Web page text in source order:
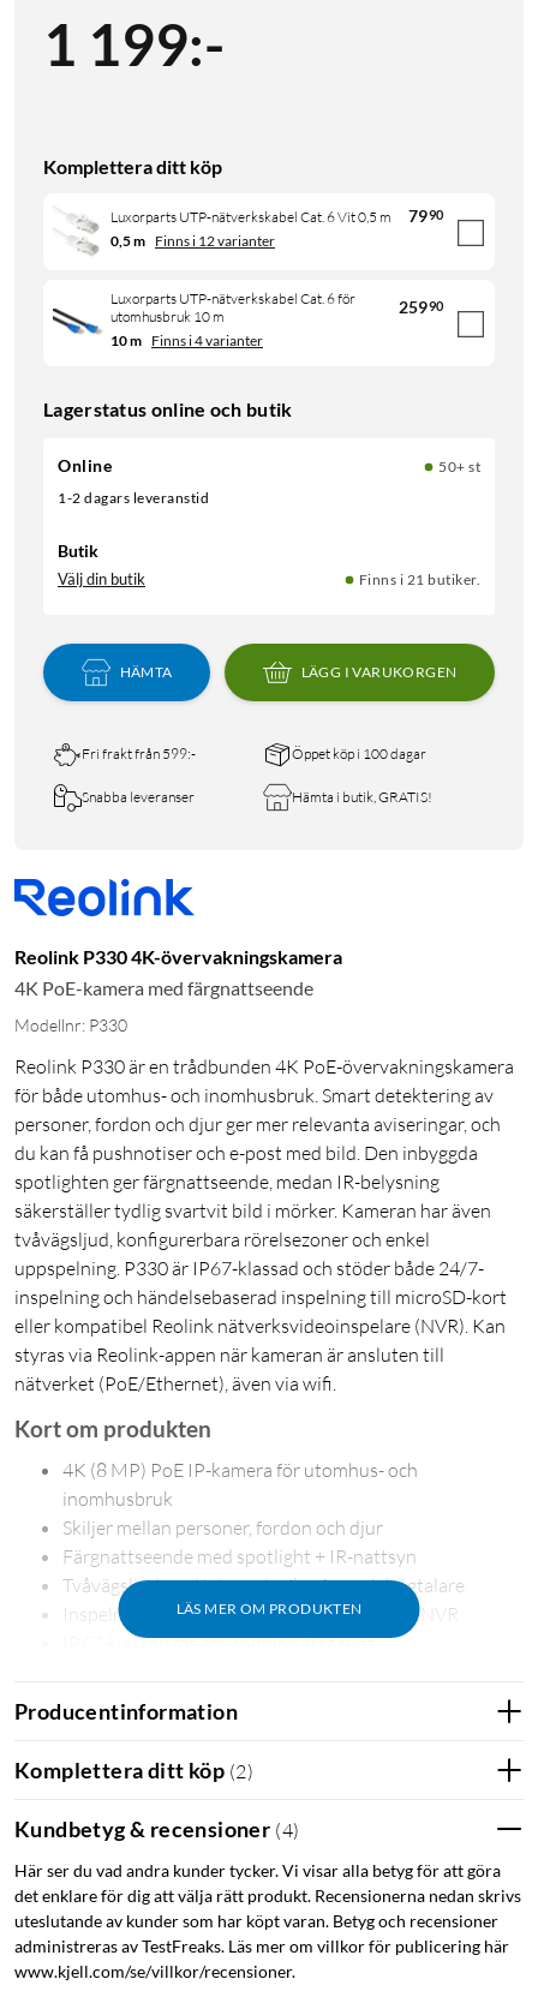
1 199:-
Komplettera ditt köp
Luxorparts UTP-nätverkskabel Cat. 6 Vit 0,5 m 7990
0,5 m Finns i 12 varianter
Luxorparts UTP-nätverkskabel Cat. 6 för
utomhusbruk 10 m
25990
10 m Finns i 4 varianter
Lagerstatus online och butik
Online
50+ st
1-2 dagars leveranstid
Butik
Välj din butik Finns i 21 butiker.
HÄMTA LÄGG I VARUKORGEN
Fri frakt från 599:- Öppet köp i 100 dagar
Snabba leveranser Hämta i butik, GRATIS!
Reolink P330 4K-övervakningskamera
4K PoE-kamera med färgnattseende
Modellnr: P330
Reolink P330 är en trådbunden 4K PoE-övervakningskamera
för både utomhus- och inomhusbruk. Smart detektering av
personer, fordon och djur ger mer relevanta aviseringar, och
du kan få pushnotiser och e-post med bild. Den inbyggda
spotlighten ger färgnattseende, medan IR-belysning
säkerställer tydlig svartvit bild i mörker. Kameran har även
tvåvägsljud, konfigurerbara rörelsezoner och enkel
uppspelning. P330 är IP67-klassad och stöder både 24/7-
inspelning och händelsebaserad inspelning till microSD-kort
eller kompatibel Reolink nätverksvideoinspelare (NVR). Kan
styras via Reolink-appen när kameran är ansluten till
nätverket (PoE/Ethernet), även via wifi.
LÄS MER OM PRODUKTEN
Kort om produkten
4K (8 MP) PoE IP-kamera för utomhus- och
inomhusbruk
Skiljer mellan personer, fordon och djur
Färgnattseende med spotlight + IR-nattsyn
Tvåvägsljud med inbyggd mikrofon och högtalare
Inspelning till microSD och stöd för Reolink NVR
IP67-klassad för användning året runt
4K-upplösning som fångar detaljerna
P330 har 4K Ultra HD (8 MP), vilket ger hög detaljrikedom i
detaljer som ansiktsdrag, registreringsskyltar och händelser i
Smarta aviseringar – färre onödiga larm
Kameran kan skilja mellan personer, fordon och djur, vilket gör
att du i större utsträckning får aviseringar som faktiskt är
Producentinformation
Komplettera ditt köp (2)
Kundbetyg & recensioner (4)
Här ser du vad andra kunder tycker. Vi visar alla betyg för att göra
det enklare för dig att välja rätt produkt. Recensionerna nedan skrivs
uteslutande av kunder som har köpt varan. Betyg och recensioner
administreras av TestFreaks. Läs mer om villkor för publicering här
www.kjell.com/se/villkor/recensioner.